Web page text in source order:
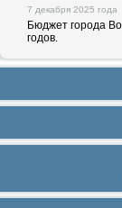
7 декабря 2025 года
Бюджет города
годов.